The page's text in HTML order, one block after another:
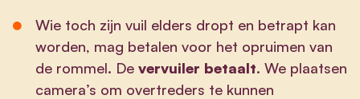
Wie toch zijn vuil elders dropt en betrapt kan
worden, mag betalen voor het opruimen van
de rommel. De vervuiler betaalt. We plaatsen
camera’s om overtreders te kunnen